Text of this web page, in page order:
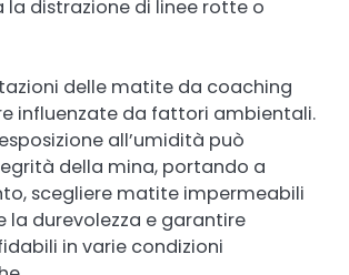
la distrazione di linee rotte o
delle matite da coaching
influenzate da fattori ambientali.
all’umidità può
della mina, portando a
scegliere matite impermeabili
la durevolezza e garantire
in varie condizioni